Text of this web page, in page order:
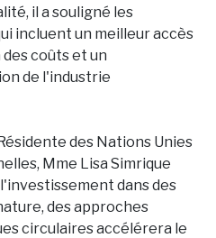
il a souligné les
incluent un meilleur accès
coûts et un
de l'industrie
des Nations Unies
Mme Lisa Simrique
dans des
des approches
circulaires accélérera le